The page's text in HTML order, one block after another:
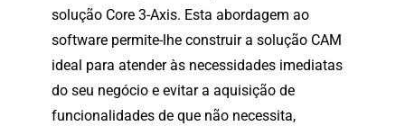
solução Core 3-Axis. Esta abordagem ao
software permite-lhe construir a solução CAM
ideal para atender às necessidades imediatas
do seu negócio e evitar a aquisição de
funcionalidades de que não necessita,